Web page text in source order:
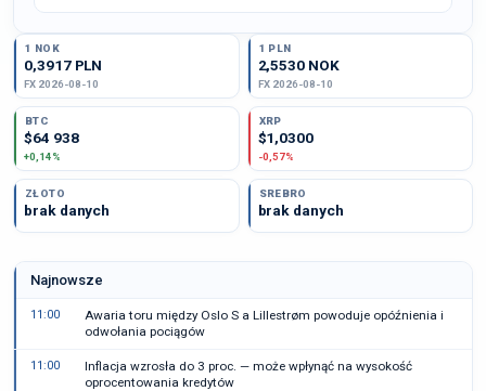
1 NOK
0,3917 PLN
FX 2026-08-10
1 PLN
2,5530 NOK
FX 2026-08-10
BTC
$64 938
+0,14%
XRP
$1,0300
-0,57%
ZŁOTO
brak danych
SREBRO
brak danych
Najnowsze
11:00
Awaria toru między Oslo S a Lillestrøm powoduje opóźnienia i
odwołania pociągów
11:00
Inflacja wzrosła do 3 proc. — może wpłynąć na wysokość
oprocentowania kredytów